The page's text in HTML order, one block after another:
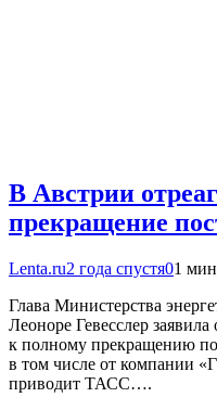
В Австрии
прекращение
Lenta.ru2 года спустя01
Глава Министерства
Леоноре Гевесслер
к полному прекращению
в том числе от компании
приводит ТАСС….